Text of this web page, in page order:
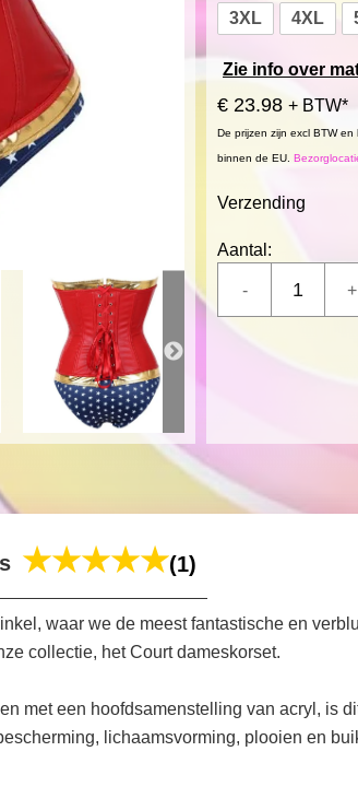
3XL 4XL
Zie info over
€ 23.98 + BTW*
De prijzen zijn excl BTW
binnen de EU.
Verzending
Aantal:
(1)
waar we de meest fantastische en
collectie, het Court dameskorset.
met een hoofdsamenstelling van acryl, is
lichaamsvorming, plooien en